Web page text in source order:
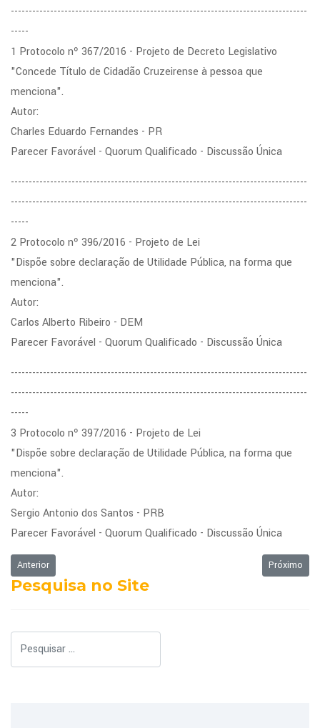
-----------------------------------------------------------------------------------
-----
1 Protocolo nº 367/2016 - Projeto de Decreto Legislativo
"Concede Título de Cidadão Cruzeirense à pessoa que
menciona".
Autor:
Charles Eduardo Fernandes - PR
Parecer Favorável - Quorum Qualificado - Discussão Única
-----------------------------------------------------------------------------------
-----------------------------------------------------------------------------------
-----
2 Protocolo nº 396/2016 - Projeto de Lei
"Dispõe sobre declaração de Utilidade Pública, na forma que
menciona".
Autor:
Carlos Alberto Ribeiro - DEM
Parecer Favorável - Quorum Qualificado - Discussão Única
-----------------------------------------------------------------------------------
-----------------------------------------------------------------------------------
-----
3 Protocolo nº 397/2016 - Projeto de Lei
"Dispõe sobre declaração de Utilidade Pública, na forma que
menciona".
Autor:
Sergio Antonio dos Santos - PRB
Parecer Favorável - Quorum Qualificado - Discussão Única
Artigo anterior: Ordem do Dia da Sessão Ordinária de 18/04/2016
Anterior Próximo
Próximo
Pesquisa no Site